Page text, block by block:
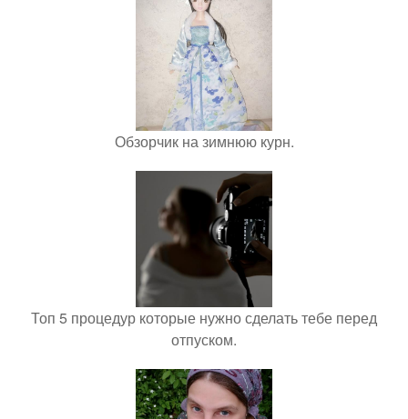
Обзорчик на зимнюю курн.
Топ 5 процедур которые нужно сделать тебе перед
отпуском.